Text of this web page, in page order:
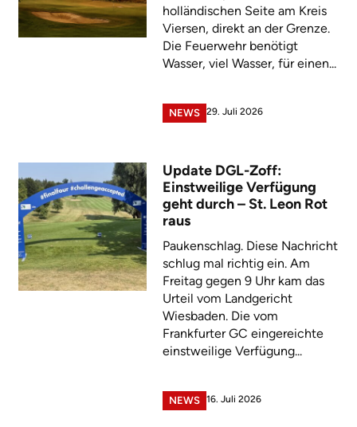
holländischen Seite am Kreis
Viersen, direkt an der Grenze.
Die Feuerwehr benötigt
Wasser, viel Wasser, für einen...
NEWS 29. Juli 2026
Update DGL-Zoff:
Einstweilige Verfügung
geht durch – St. Leon Rot
raus
Paukenschlag. Diese Nachricht
schlug mal richtig ein. Am
Freitag gegen 9 Uhr kam das
Urteil vom Landgericht
Wiesbaden. Die vom
Frankfurter GC eingereichte
einstweilige Verfügung...
NEWS 16. Juli 2026